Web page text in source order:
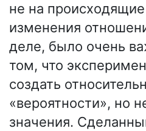
не на
изменения
деле, было очень
том, что
создать
«вероятности», но
значения.